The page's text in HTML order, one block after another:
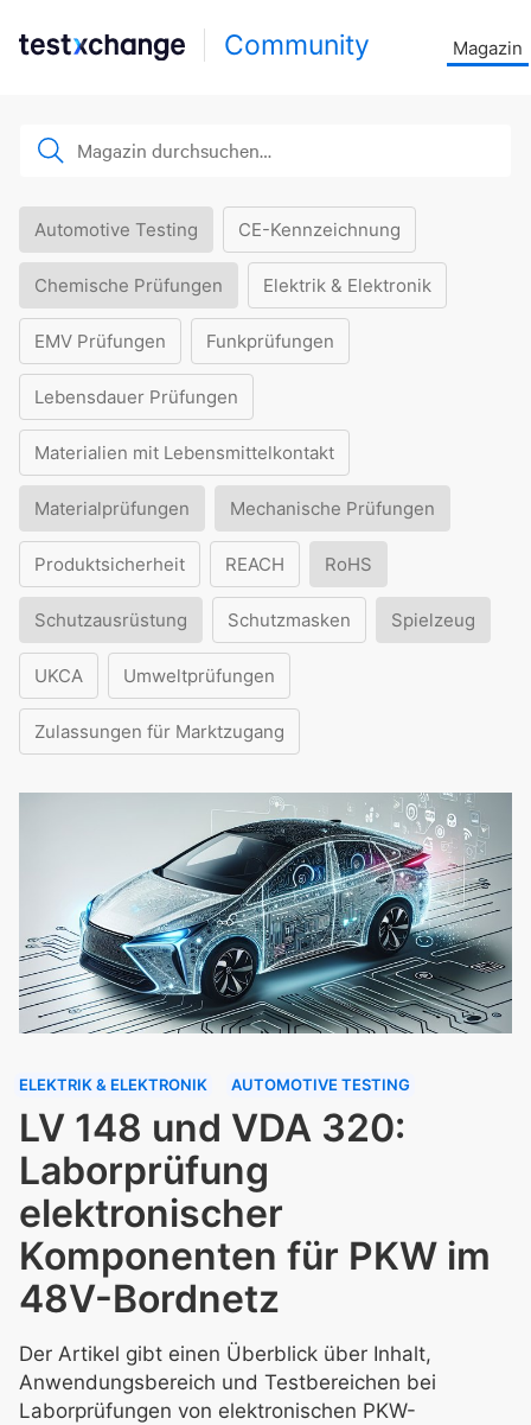
Community Magazin
Automotive Testing CE-Kennzeichnung
Chemische Prüfungen Elektrik & Elektronik
EMV Prüfungen Funkprüfungen
Lebensdauer Prüfungen
Materialien mit Lebensmittelkontakt
Materialprüfungen Mechanische Prüfungen
Produktsicherheit REACH RoHS
Schutzausrüstung Schutzmasken Spielzeug
UKCA Umweltprüfungen
Zulassungen für Marktzugang
ELEKTRIK & ELEKTRONIK AUTOMOTIVE TESTING
LV 148 und VDA 320:
Laborprüfung
elektronischer
Komponenten für PKW im
48V-Bordnetz
Der Artikel gibt einen Überblick über Inhalt,
Anwendungsbereich und Testbereichen bei
Laborprüfungen von elektronischen PKW-